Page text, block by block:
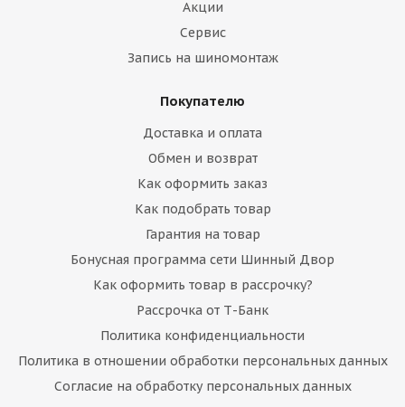
Акции
Сервис
Запись на шиномонтаж
Покупателю
Доставка и оплата
Обмен и возврат
Как оформить заказ
Как подобрать товар
Гарантия на товар
Бонусная программа сети Шинный Двор
Как оформить товар в рассрочку?
Рассрочка от Т-Банк
Политика конфиденциальности
Политика в отношении обработки персональных данных
Согласие на обработку персональных данных